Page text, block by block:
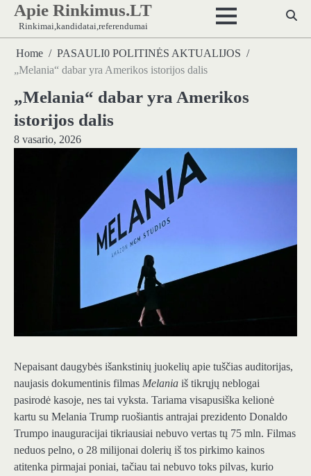
Skip
content
Apie Rinkimus.LT
Rinkimai,kandidatai,referendumai
Home
PASAULI0 POLITINĖS AKTUALIJOS
„Melania“ dabar yra Amerikos istorijos dalis
„Melania“ dabar yra Amerikos
istorijos dalis
8 vasario, 2026
Nepaisant daugybės išankstinių juokelių apie tuščias auditorijas,
naujasis dokumentinis filmas Melania iš tikrųjų neblogai
pasirodė kasoje, nes tai vyksta. Tariama visapusiška kelionė
kartu su Melania Trump ruošiantis antrajai prezidento Donaldo
Trumpo inauguracijai tikriausiai nebuvo vertas tų 75 mln. Filmas
neduos pelno, o 28 milijonai dolerių iš tos pirkimo kainos
atitenka pirmajai poniai, tačiau tai nebuvo toks pilvas, kurio